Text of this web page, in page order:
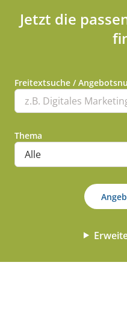
Jetzt die
Freitextsuche /
Thema